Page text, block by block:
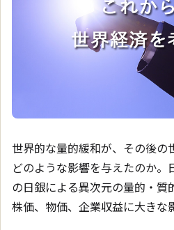
世界的な量的緩和が、その後の
どのような影響を与えたのか
の日銀による異次元の量的・質
株価、物価、企業収益に大きな